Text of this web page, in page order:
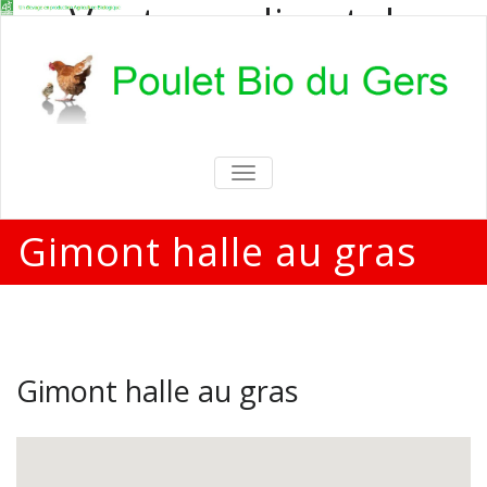
Vente en direct de
poulets bio
Vente en direct de poulets bio aux
particuliers et professionnels
TOGGLE
NAVIGATION
Gimont halle au gras
Gimont halle au gras